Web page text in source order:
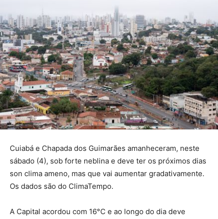
Cuiabá e Chapada dos Guimarães amanheceram, neste
sábado (4), sob forte neblina e deve ter os próximos dias
son clima ameno, mas que vai aumentar gradativamente.
Os dados são do ClimaTempo.
A Capital acordou com 16°C e ao longo do dia deve